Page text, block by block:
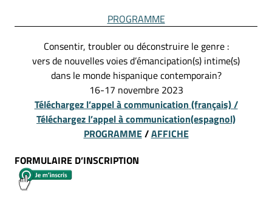
PROGRAMME
Consentir, troubler ou déconstruire le genre :
vers de nouvelles voies d’émancipation(s) intime(s)
dans le monde hispanique contemporain?
16-17 novembre 2023
Téléchargez l’appel à communication (français) /
Téléchargez l’appel à communication(espagnol)
PROGRAMME/AFFICHE
FORMULAIRE D’INSCRIPTION